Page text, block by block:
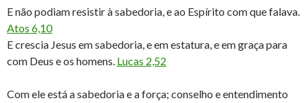
E não podiam resistir à sabedoria, e ao Espírito com que falava.
Atos 6,10
E crescia Jesus em sabedoria, e em estatura, e em graça para
com Deus e os homens. Lucas 2,52
Com ele está a sabedoria e a força; conselho e entendimento